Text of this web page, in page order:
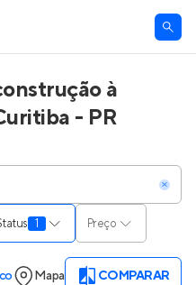
à
- PR
1 Preço
Mapa COMPARAR